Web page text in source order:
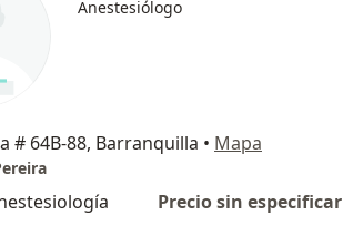
Anestesiólogo
# 64B-88, Barranquilla • Mapa
Precio sin especificar